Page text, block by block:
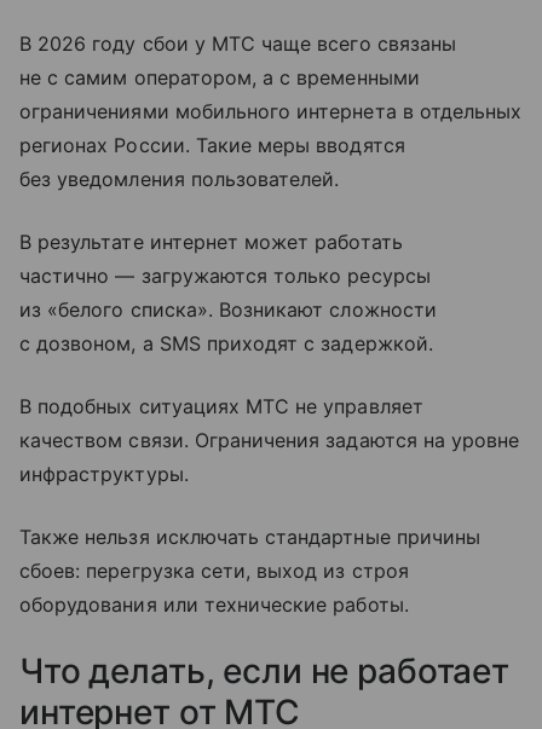
В 2026 году сбои у МТС чаще всего связаны
не с самим оператором, а с временными
ограничениями мобильного интернета в отдельных
регионах России. Такие меры вводятся
без уведомления пользователей.
В результате интернет может работать
частично — загружаются только ресурсы
из «белого списка». Возникают сложности
с дозвоном, а SMS приходят с задержкой.
В подобных ситуациях МТС не управляет
качеством связи. Ограничения задаются на уровне
инфраструктуры.
Также нельзя исключать стандартные причины
сбоев: перегрузка сети, выход из строя
оборудования или технические работы.
Что делать, если не работает
интернет от МТС